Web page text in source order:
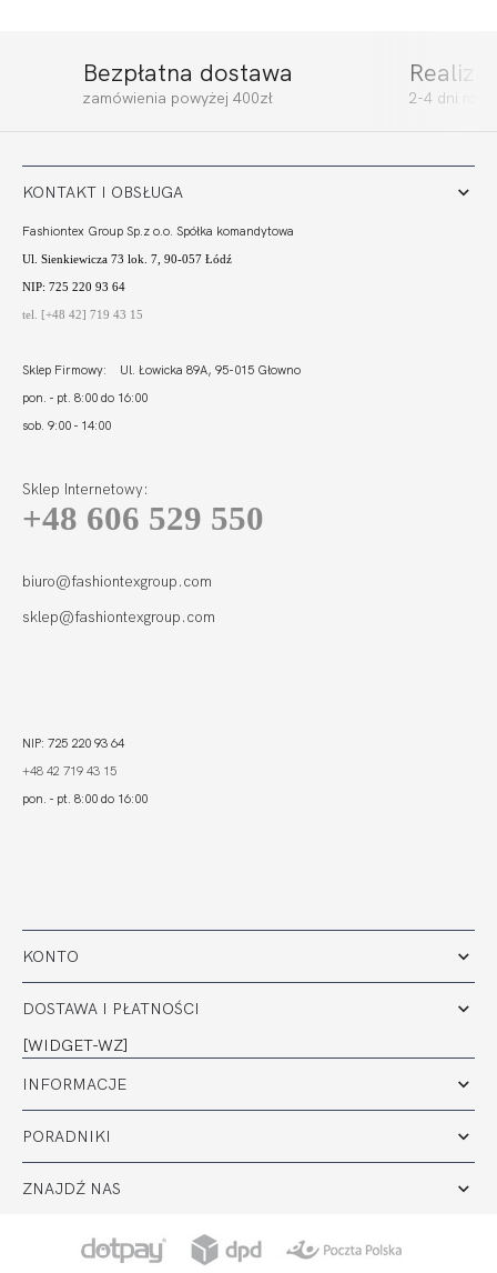
CAMA
BALCONETTE MHM
CAMA BRA ULTRA
CAMA SOFT
Bezpłatna dostawa
zamówienia powyżej 400zł 2-4 dni
KONTO
DOSTAWA I PŁATNOŚCI
[WIDGET-WZ]
INFORMACJE
PORADNIKI
ZNAJDŹ NAS
KONTAKT I OBSŁUGA
Fashiontex Group Sp.z o.o. Spółka komandytowa
Ul. Sienkiewicza 73 lok. 7, 90-057 Łódź
NIP: 725 220 93 64
tel. [+48 42] 719 43 15
Sklep Firmowy: Ul. Łowicka 89A, 95-015 Głowno
pon. - pt. 8:00 do 16:00
sob. 9:00 - 14:00
Sklep Internetowy:
+48 606 529 550
biuro@fashiontexgroup.com
sklep@fashiontexgroup.com
NIP: 725 220 93 64
+48 42 719 43 15
pon. - pt. 8:00 do 16:00